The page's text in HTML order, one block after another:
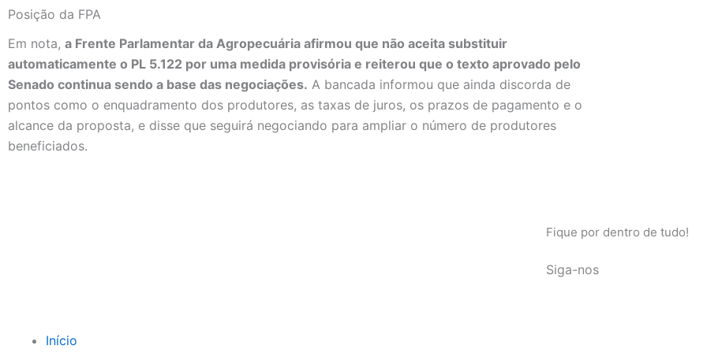
Posição da FPA
Em nota, a Frente Parlamentar da Agropecuária afirmou que não aceita substituir
automaticamente o PL 5.122 por uma medida provisória e reiterou que o texto aprovado pelo
Senado continua sendo a base das negociações. A bancada informou que ainda discorda de
pontos como o enquadramento dos produtores, as taxas de juros, os prazos de pagamento e o
alcance da proposta, e disse que seguirá negociando para ampliar o número de produtores
beneficiados.
Fique por dentro de tudo!
Siga-nos
Início